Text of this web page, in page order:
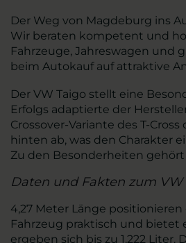
Der Weg von Magdeburg ins
Wir beraten kompetent und
Fahrzeuge, Jahreswagen und
beim Autokauf auf attraktive
Der VW Taigo stellt eine
Erfolgs adaptierte der
Crossover-Variante des T-
hinten ab, was den Charakter
Zu den Besonderheiten
Daten und Fakten zum VW
4,27 Meter Länge
Fahrzeug praktisch und bietet
ergeben sich bis zu 1.222